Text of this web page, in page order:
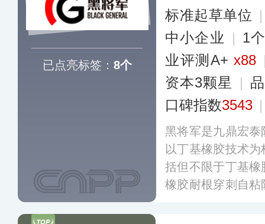
已点亮标签： 8个
标准起草单位
中小企业 | 1
业评测A+ x88
资本3颗星
|
口碑指数3543
黑将军是九鼎宏
以丁基橡胶技术
括但不限于丁基
橡胶耐根穿刺自